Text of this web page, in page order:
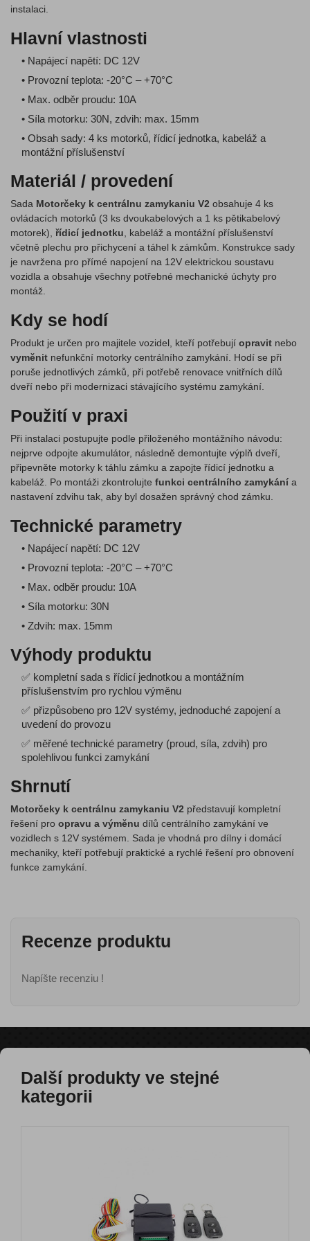
instalaci.
Hlavní vlastnosti
• Napájecí napětí: DC 12V
• Provozní teplota: -20°C – +70°C
• Max. odběr proudu: 10A
• Síla motorku: 30N, zdvih: max. 15mm
• Obsah sady: 4 ks motorků, řídicí jednotka, kabeláž a
montážní příslušenství
Materiál / provedení
Sada Motorčeky k centrálnu zamykaniu V2 obsahuje 4 ks
ovládacích motorků (3 ks dvoukabelových a 1 ks pětikabelový
motorek), řídicí jednotku , kabeláž a montážní příslušenství
včetně plechu pro přichycení a táhel k zámkům. Konstrukce sady
je navržena pro přímé napojení na 12V elektrickou soustavu
vozidla a obsahuje všechny potřebné mechanické úchyty pro
montáž.
Kdy se hodí
Produkt je určen pro majitele vozidel, kteří potřebují opravit nebo
vyměnit nefunkční motorky centrálního zamykání. Hodí se při
poruše jednotlivých zámků, při potřebě renovace vnitřních dílů
dveří nebo při modernizaci stávajícího systému zamykání.
Použití v praxi
Při instalaci postupujte podle přiloženého montážního návodu:
nejprve odpojte akumulátor, následně demontujte výplň dveří,
připevněte motorky k táhlu zámku a zapojte řídicí jednotku a
kabeláž. Po montáži zkontrolujte funkci centrálního zamykání a
nastavení zdvihu tak, aby byl dosažen správný chod zámku.
Technické parametry
• Napájecí napětí: DC 12V
• Provozní teplota: -20°C – +70°C
• Max. odběr proudu: 10A
• Síla motorku: 30N
• Zdvih: max. 15mm
Výhody produktu
✅ kompletní sada s řídicí jednotkou a montážním
příslušenstvím pro rychlou výměnu
✅ přizpůsobeno pro 12V systémy, jednoduché zapojení a
uvedení do provozu
✅ měřené technické parametry (proud, síla, zdvih) pro
spolehlivou funkci zamykání
Shrnutí
Motorčeky k centrálnu zamykaniu V2 představují kompletní
řešení pro opravu a výměnu dílů centrálního zamykání ve
vozidlech s 12V systémem. Sada je vhodná pro dílny i domácí
mechaniky, kteří potřebují praktické a rychlé řešení pro obnovení
funkce zamykání.
Recenze produktu
Napíšte recenziu !
Další produkty ve stejné
kategorii